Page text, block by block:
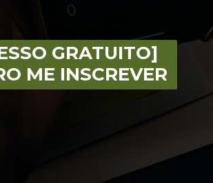
GRATUITO]
ME INSCREVER